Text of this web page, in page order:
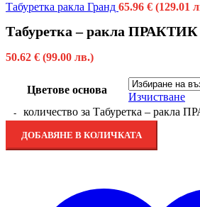
Табуретка ракла Гранд 65.96 € (129.01
Табуретка – ракла ПРАКТИК
50.62 € (99.00 лв.)
Цветове основа
Изчистване
количество за Табуретка – ракла
ДОБАВЯНЕ В КОЛИЧКАТА